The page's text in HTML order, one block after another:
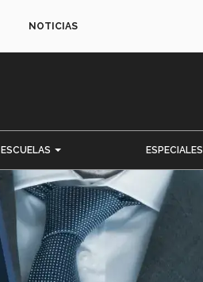
NOTICIAS
ESCUELAS ESPECIALES